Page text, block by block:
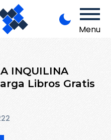
Menu
INQUILINA
Libros Gratis